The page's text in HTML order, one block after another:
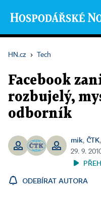
HN.cz › Tech
Facebook
rozbujelý,
odborník
mik, ČTK,
29. 9.
ODEBÍRAT AUTORA